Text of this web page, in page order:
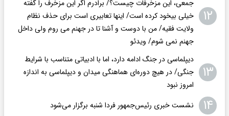
۱۲
جمعی، این مزخرفات چیست؟/ برادرم اگر این مزخرف را گفته
خیلی بیخود کرده است/ اینها تعابیری است برای حذف نظام
ولایت فقیه/ من با دوست و آشنا تا در جهنم می روم ولی داخل
جهنم نمی شوم/ ویدئو
۱۳
دیپلماسی در جنگ ادامه دارد، اما با ادبیاتی متناسب با شرایط
جنگی/ در هیچ دوره‌ای هماهنگی میدان و دیپلماسی به اندازه
امروز نبود
۱۴ نشست خبری رئیس‌جمهور فردا شنبه برگزار می‌شود